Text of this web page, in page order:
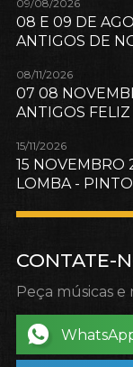
09/08/2026
08 E 09 DE
ANTIGOS DE
08/11/2026
07 08
ANTIGOS FELIZ
15/11/2026
15 NOVEMBRO
LOMBA -
CONTATE-
Peça músicas